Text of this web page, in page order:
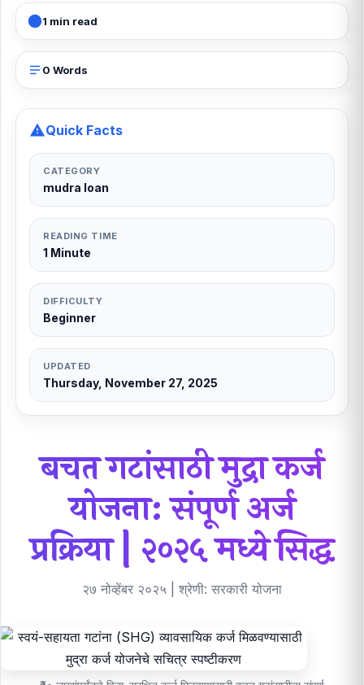
1 min read
0 Words
Quick Facts
CATEGORY
mudra loan
READING TIME
1 Minute
DIFFICULTY
Beginner
UPDATED
Thursday, November 27, 2025
बचत गटांसाठी मुद्रा कर्ज
योजना: संपूर्ण अर्ज
प्रक्रिया | २०२५ मध्ये सिद्ध
२७ नोव्हेंबर २०२५ | श्रेणी: सरकारी योजना